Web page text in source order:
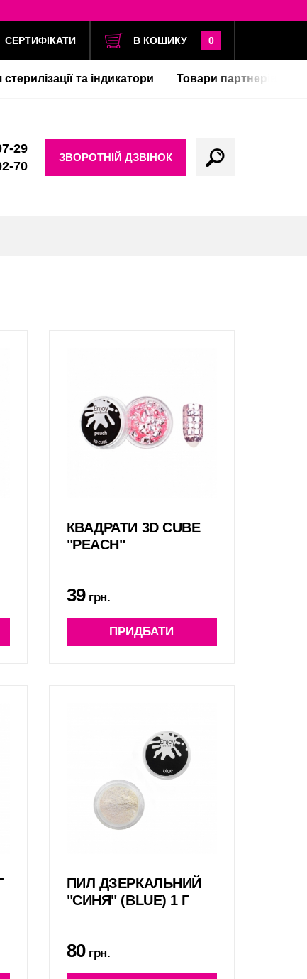
СЕРТИФІКАТИ В КОШИКУ 0
та індикатори Товари партнерів
29
70
ЗВОРОТНІЙ ДЗВІНОК
КВАДРАТИ 3D CUBE
"PEACH"
39грн.
ПРИДБАТИ
ПИЛ ДЗЕРКАЛЬНИЙ
"СИНЯ" (BLUE) 1 Г
80грн.